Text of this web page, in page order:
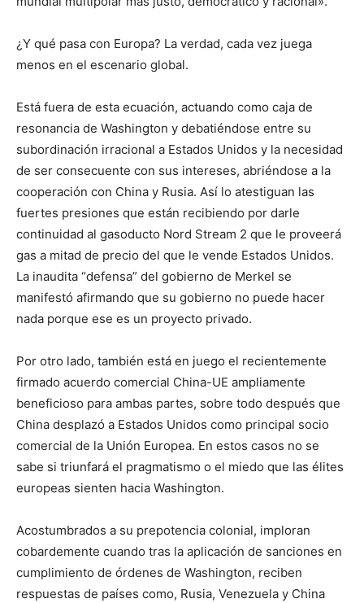
¿Y qué pasa con Europa? La verdad, cada vez juega
menos en el escenario global.
Está fuera de esta ecuación, actuando como caja de
resonancia de Washington y debatiéndose entre su
subordinación irracional a Estados Unidos y la necesidad
de ser consecuente con sus intereses, abriéndose a la
cooperación con China y Rusia. Así lo atestiguan las
fuertes presiones que están recibiendo por darle
continuidad al gasoducto Nord Stream 2 que le proveerá
gas a mitad de precio del que le vende Estados Unidos.
La inaudita “defensa” del gobierno de Merkel se
manifestó afirmando que su gobierno no puede hacer
nada porque ese es un proyecto privado.
Por otro lado, también está en juego el recientemente
firmado acuerdo comercial China-UE ampliamente
beneficioso para ambas partes, sobre todo después que
China desplazó a Estados Unidos como principal socio
comercial de la Unión Europea. En estos casos no se
sabe si triunfará el pragmatismo o el miedo que las élites
europeas sienten hacia Washington.
Acostumbrados a su prepotencia colonial, imploran
cobardemente cuando tras la aplicación de sanciones en
cumplimiento de órdenes de Washington, reciben
respuestas de países como, Rusia, Venezuela y China